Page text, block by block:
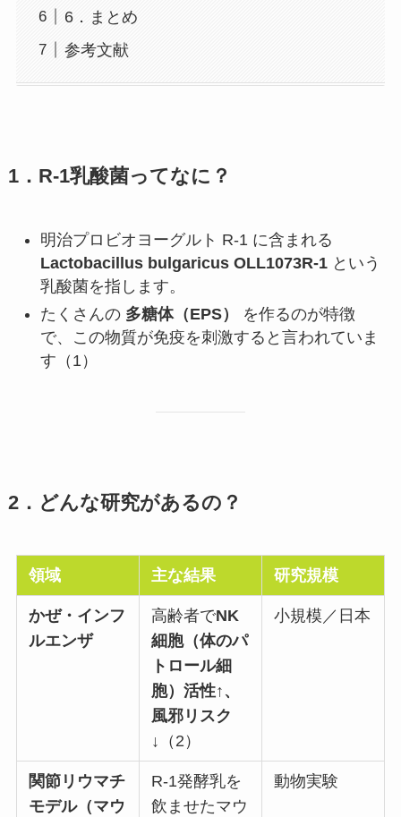
6．まとめ
参考文献
1．R-1乳酸菌ってなに？
明治プロビオヨーグルト R-1 に含まれる
Lactobacillus bulgaricus OLL1073R-1という
乳酸菌を指します。
たくさんの 多糖体（EPS）
を作るのが特徴
で、この物質が免疫を刺激すると言われていま
す（1）
2．どんな研究があるの？
領域 主な結果 研究規模
かぜ・インフ
ルエンザ
高齢者でNK
細胞（体のパ
トロール細
胞）活性↑、
風邪リスク
↓
（2）
小規模／日本
関節リウマチ
モデル（マウ
R-1発酵乳を
飲ませたマウ
動物実験